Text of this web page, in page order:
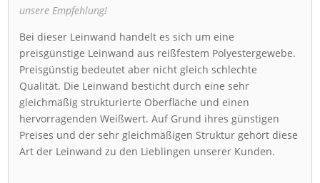
unsere Empfehlung!
Bei dieser Leinwand handelt es sich um eine
preisgünstige Leinwand aus reißfestem Polyestergewebe.
Preisgünstig bedeutet aber nicht gleich schlechte
Qualität. Die Leinwand besticht durch eine sehr
gleichmäßig strukturierte Oberfläche und einen
hervorragenden Weißwert. Auf Grund ihres günstigen
Preises und der sehr gleichmäßigen Struktur gehört diese
Art der Leinwand zu den Lieblingen unserer Kunden.